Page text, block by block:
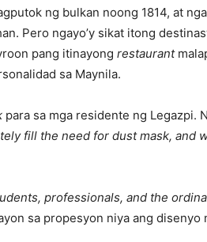
ng bulkan noong 1814, at
Pero ngayo’y sikat itong
pang itinayong restaurant
sa Maynila.
para sa mga residente ng Legazpi.
fill the need for dust mask, and
professionals, and the
sa propesyon niya ang disenyo